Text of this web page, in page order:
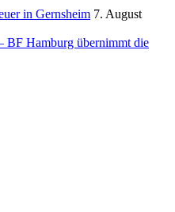
in Gernsheim 7. August
BF Hamburg übernimmt die